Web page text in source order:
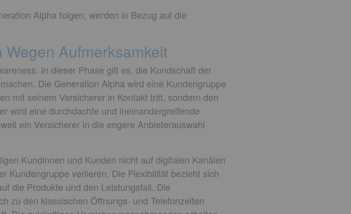
Alpha folgen, werden in Bezug auf die
Aufmerksamkeit
In dieser Phase gilt es, die Kundschaft der
Die Generation Alpha wird eine Kundengruppe
mit seinem Versicherer in Kontakt tritt, sondern den
wird eine durchdachte und ineinandergreifende
ein Versicherer in die engere Anbieterauswahl
Kundinnen und Kunden nicht auf digitalen Kanälen
Kundengruppe verlieren. Die Flexibilität bezieht sich
die Produkte und den Leistungsfall. Die
zu den klassischen Öffnungs- und Telefonzeiten